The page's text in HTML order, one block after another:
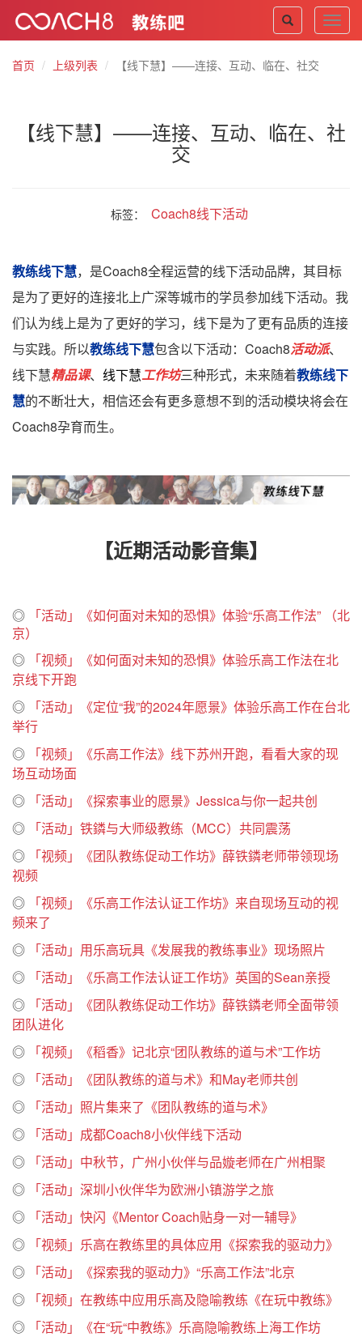
首页
上级列表 【线下慧】——连接、互动、临在、社交
【线下慧】——连接、互动、临在、社
交
标签： Coach8线下活动
教练线下慧，是Coach8全程运营的线下活动品牌，其目标
是为了更好的连接北上广深等城市的学员参加线下活动。我
们认为线上是为了更好的学习，线下是为了更有品质的连接
与实践。所以教练线下慧包含以下活动：Coach8活动派、
线下慧精品课、 线下慧工作坊三种形式，未来随着教练线下
慧的不断壮大，相信还会有更多意想不到的活动模块将会在
Coach8孕育而生。
【近期活动影音集】
◎
「活动」《如何面对未知的恐惧》体验“乐高工作法” （北
京）
◎
「视频」《如何面对未知的恐惧》体验乐高工作法在北
京线下开跑
◎
「活动」《定位“我”的2024年愿景》体验乐高工作在台北
举行
◎
「视频」《乐高工作法》线下苏州开跑，看看大家的现
场互动场面
◎
「活动」《探索事业的愿景》Jessica与你一起共创
◎
「活动」铁鏻与大师级教练（MCC）共同震荡
◎
「视频」《团队教练促动工作坊》薛铁鏻老师带领现场
视频
◎
「视频」《乐高工作法认证工作坊》来自现场互动的视
频来了
◎
「活动」用乐高玩具《发展我的教练事业》现场照片
◎
「活动」《乐高工作法认证工作坊》英国的Sean亲授
◎
「活动」《团队教练促动工作坊》薛铁鏻老师全面带领
团队进化
◎
「视频」《稻香》记北京“团队教练的道与术”工作坊
◎
「活动」《团队教练的道与术》和May老师共创
◎
「活动」照片集来了《团队教练的道与术》
◎
「活动」成都Coach8小伙伴线下活动
◎
「活动」中秋节，广州小伙伴与品嫙老师在广州相聚
◎
「活动」深圳小伙伴华为欧洲小镇游学之旅
◎
「活动」快闪《Mentor Coach贴身一对一辅导》
◎
「视频」乐高在教练里的具体应用《探索我的驱动力》
◎
「活动」《探索我的驱动力》“乐高工作法”北京
◎
「视频」在教练中应用乐高及隐喻教练《在玩中教练》
◎
「活动」《在“玩“中教练》乐高隐喻教练上海工作坊